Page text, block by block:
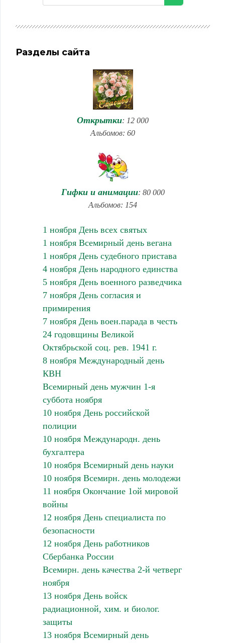
Разделы сайта
Открытки: 12 000
Альбомов: 60
Гифки и анимации: 80 000
Альбомов: 154
1 ноября День всех святых
1 ноября Всемирный день вегана
1 ноября День судебного пристава
4 ноября День народного единства
5 ноября День военного разведчика
7 ноября День согласия и
примирения
7 ноября День воен.парада в честь
24 годовщины Великой
Октябрьской соц. рев. 1941 г.
8 ноября Международный день
КВН
Всемирный день мужчин 1-я
суббота ноября
10 ноября День российской
полиции
10 ноября Международн. день
бухгалтера
10 ноября Всемирный день науки
10 ноября Всемирн. день молодежи
11 ноября Окончание 1ой мировой
войны
12 ноября День специалиста по
безопасности
12 ноября День работников
Сбербанка России
Всемирн. день качества 2-й четверг
ноября
13 ноября День войск
радиационной, хим. и биолог.
защиты
13 ноября Всемирный день